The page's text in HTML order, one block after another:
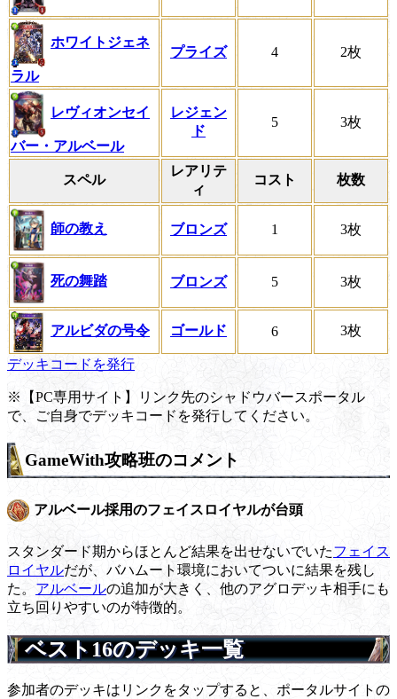
ホワイトジェネ
ラル
プライズ 4 2枚
レヴィオンセイ
バー・アルベール
レジェン
ド
5 3枚
スペル
レアリテ
ィ
コスト 枚数
師の教え ブロンズ 1 3枚
死の舞踏 ブロンズ 5 3枚
アルビダの号令 ゴールド 6 3枚
デッキコードを発行
※【PC専用サイト】リンク先のシャドウバースポータル
で、ご自身でデッキコードを発行してください。
GameWith攻略班のコメント
アルベール採用のフェイスロイヤルが台頭
スタンダード期からほとんど結果を出せないでいたフェイス
ロイヤルだが、バハムート環境においてついに結果を残し
た。 アルベールの追加が大きく、他のアグロデッキ相手にも
立ち回りやすいのが特徴的。
ベスト16のデッキ一覧
参加者のデッキはリンクをタップすると、ポータルサイトの